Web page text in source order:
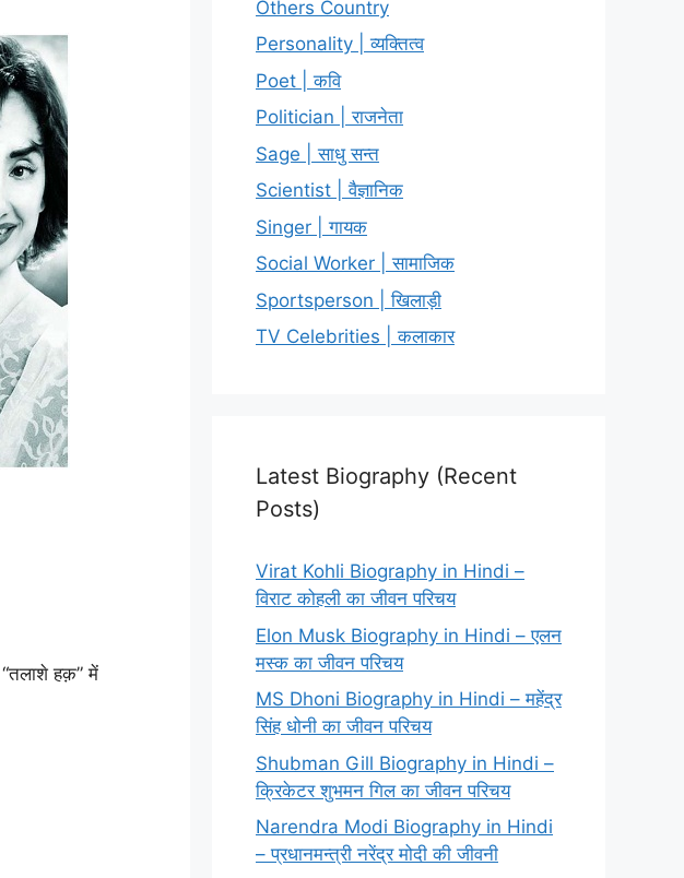
हक़” में
Others Country
Personality | व्यक्तित्व
Poet | कवि
Politician | राजनेता
Sage | साधु सन्त
Scientist | वैज्ञानिक
Singer | गायक
Social Worker | सामाजिक
Sportsperson | खिलाड़ी
TV Celebrities | कलाकार
Latest Biography (Recent
Posts)
Virat Kohli Biography in Hindi –
विराट कोहली का जीवन परिचय
Elon Musk Biography in Hindi – एलन
मस्क का जीवन परिचय
MS Dhoni Biography in Hindi – महेंद्र
सिंह धोनी का जीवन परिचय
Shubman Gill Biography in Hindi –
क्रिकेटर शुभमन गिल का जीवन परिचय
Narendra Modi Biography in Hindi
– प्रधानमन्त्री नरेंद्र मोदी की जीवनी